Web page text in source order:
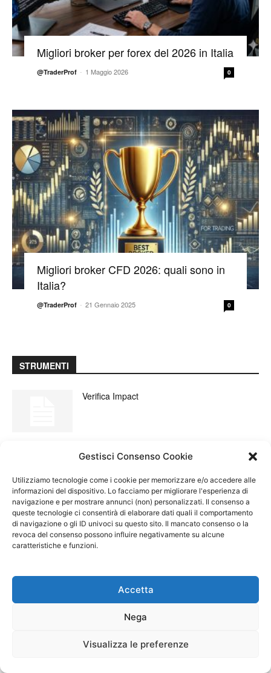
Gestisci Consenso Cookie
Utilizziamo tecnologie come i cookie per memorizzare e/o accedere alle
informazioni del dispositivo. Lo facciamo per migliorare l'esperienza di
navigazione e per mostrare annunci (non) personalizzati. Il consenso a
queste tecnologie ci consentirà di elaborare dati quali il comportamento
di navigazione o gli ID univoci su questo sito. Il mancato consenso o la
revoca del consenso possono influire negativamente su alcune
caratteristiche e funzioni.
Accetta
Nega
Visualizza le preferenze
Migliori broker per forex del 2026 in Italia
@TraderProf - 1 Maggio 2026 0
Migliori broker CFD 2026: quali sono in
Italia?
@TraderProf - 21 Gennaio 2025 0
STRUMENTI
Verifica Impact
Prossima asta BOT: calendario Agosto 2026
Prossima asta BTP: calendario Agosto 2026
ARTICOLI RECENTI